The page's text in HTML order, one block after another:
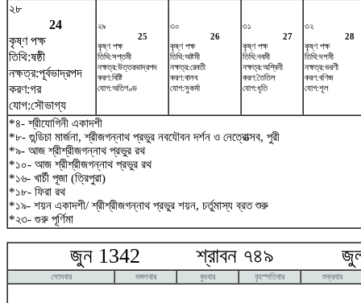
২৮
24
কৃষ্ণ পক্ষ
তিথি:ষষ্ঠী
নক্ষত্র:পূর্বভাদ্রপদ
করণ:গর
যোগ:সৌভাগ্য
২৯
25
কৃষ্ণ পক্ষ
তিথি:সপ্তমী
নক্ষত্র:উত্তরভাদ্রপদ
করণ:বিষ্টি
যোগ:অতিগণ্ড
৩০
26
কৃষ্ণ পক্ষ
তিথি:অষ্টমী
নক্ষত্র:রেবতী
করণ:বালব
যোগ:সুকর্মা
৩১
27
কৃষ্ণ পক্ষ
তিথি:নবমী
নক্ষত্র:অশ্বিনী
করণ:তৈতিল
যোগ:ধৃতি
৩২
28
কৃষ্ণ পক্ষ
তিথি:দশমী
নক্ষত্র:ভরণী
করণ:বণিজ
যোগ:শূল
*৪- শ্রীযোগিনী একাদশী
*৮- গুন্ডিচা মার্জনা, শ্রীজগন্নাথ প্রভুর নবযৌবন দর্শন ও নেত্রোত্সব, পুরী
*৯- আজ শ্রীশ্রীজগন্নাথ প্রভুর রথ
*১০- আজ শ্রীশ্রীজগন্নাথ প্রভুর রথ
*১৬- খার্চী পূজা (ত্রিপুরা)
*১৮- ফিরা রথ
*১৯- শয়ন একাদশী/ শ্রীশ্রীজগন্নাথ প্রভুর শয়ন, চর্তুমাস্য ব্রত শুরু
*২৩- গুরু পূর্ণিমা
জুন 1342 শ্রাবন ৭৪৯
সোমবার মঙ্গলবার বুধবার বৃহস্পতিবার শুক্রবার